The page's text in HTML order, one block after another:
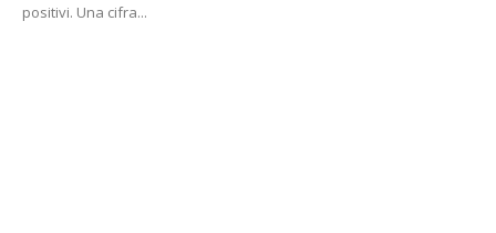
positivi. Una cifra...